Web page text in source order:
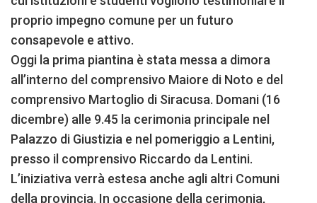
proprio impegno comune per un futuro
consapevole e attivo.
Oggi la prima piantina è stata messa a dimora
all’interno del comprensivo Maiore di Noto e del
comprensivo Martoglio di Siracusa. Domani (16
dicembre) alle 9.45 la cerimonia principale nel
Palazzo di Giustizia e nel pomeriggio a Lentini,
presso il comprensivo Riccardo da Lentini.
L’iniziativa verrà estesa anche agli altri Comuni
della provincia. In occasione della cerimonia,